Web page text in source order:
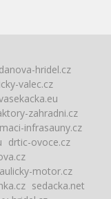
hridel.cz
valec.cz
zahradni.cz
infrasauny.cz
drtic-ovoce.cz
motor.cz
sedacka.net